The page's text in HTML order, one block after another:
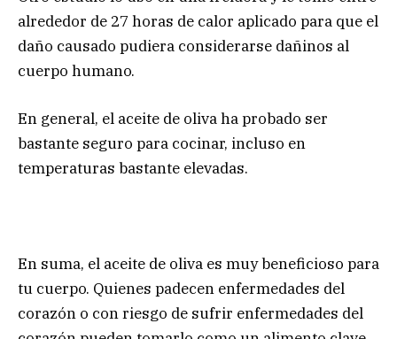
alrededor de 27 horas de calor aplicado para que el
daño causado pudiera considerarse dañinos al
cuerpo humano.
En general, el aceite de oliva ha probado ser
bastante seguro para cocinar, incluso en
temperaturas bastante elevadas.
En suma, el aceite de oliva es muy beneficioso para
tu cuerpo. Quienes padecen enfermedades del
corazón o con riesgo de sufrir enfermedades del